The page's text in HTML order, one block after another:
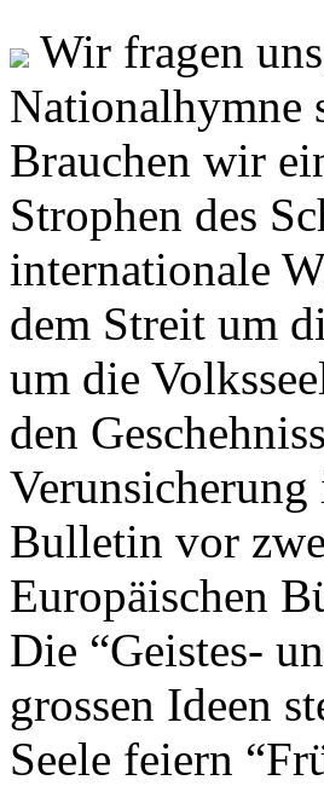
Wir fragen
Nationalhymne
Brauchen wir
Strophen des
internationale
dem Streit um
um die
den
Bulletin vor
Europäischen
Die “Geistes-
grossen Ideen
Seele feiern